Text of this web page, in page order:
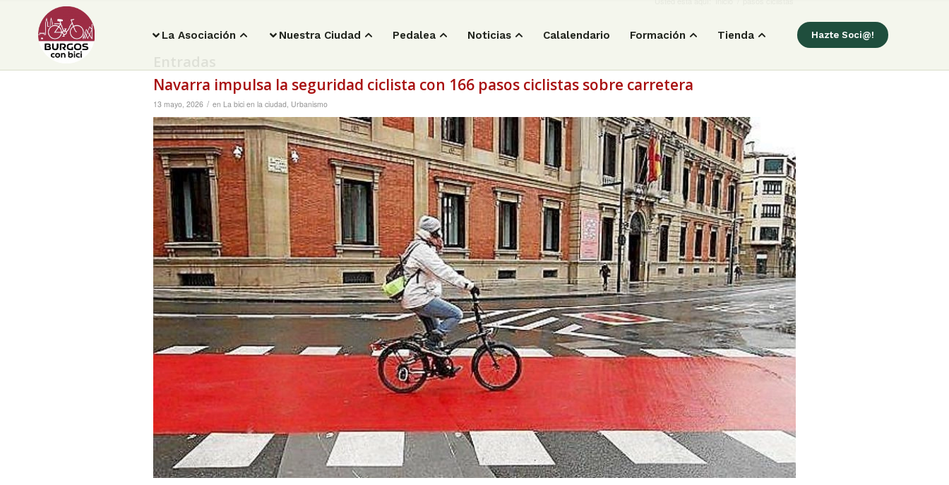
La Asociación Nuestra Ciudad Pedalea Noticias Calalendario Formación Tienda Hazte Soci@!
Navarra impulsa la seguridad ciclista con 166 pasos ciclistas sobre carretera
13 mayo, 2026 / en La bici en la ciudad, Urbanismo